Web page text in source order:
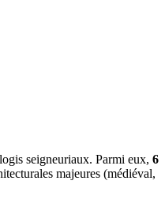
seigneuriaux. Parmi eux, 6
majeures (médiéval,